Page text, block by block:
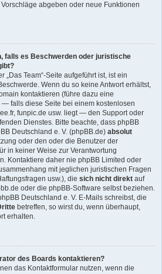
abgeben oder neue Funktionen
falls es Beschwerden oder juristische
„Das Team“-Seite aufgeführt ist, ist ein
Wenn du so keine Antwort erhältst,
kontaktieren (führe dazu eine
— falls diese Seite bei einem kostenlosen
funpic.de usw. liegt — den Support oder
Dienstes. Bitte beachte, dass phpBB
Deutschland e. V. (phpBB.de) absolut
oder den oder die Benutzer der
in keiner Weise zur Verantwortung
Kontaktiere daher nie phpBB Limited oder
mit jeglichen juristischen Fragen
usw.), die sich nicht direkt auf
oder die phpBB-Software selbst beziehen.
Deutschland e. V. E-Mails schreibst, die
betreffen, so wirst du, wenn überhaupt,
erhalten.
des Boards kontaktieren?
das Kontaktformular nutzen, wenn die